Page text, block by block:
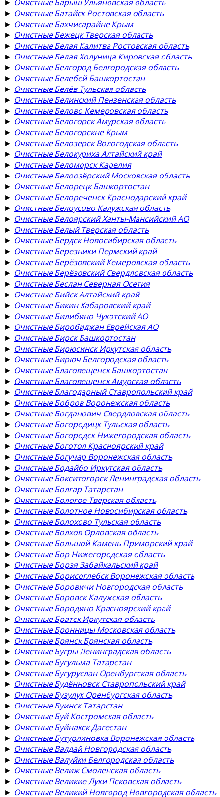
► Очистные Барыш Ульяновская область
► Очистные Батайск Ростовская область
► Очистные Бахчисарайне Крым
► Очистные Бежецк Тверская область
► Очистные Белая Калитва Ростовская область
► Очистные Белая Холуница Кировская область
► Очистные Белгород Белгородская область
► Очистные Белебей Башкортостан
► Очистные Белёв Тульская область
► Очистные Белинский Пензенская область
► Очистные Белово Кемеровская область
► Очистные Белогорск Амурская область
► Очистные Белогорскне Крым
► Очистные Белозерск Вологодская область
► Очистные Белокуриха Алтайский край
► Очистные Беломорск Карелия
► Очистные Белоозёрский Московская область
► Очистные Белорецк Башкортостан
► Очистные Белореченск Краснодарский край
► Очистные Белоусово Калужская область
► Очистные Белоярский Ханты-Мансийский АО
► Очистные Белый Тверская область
► Очистные Бердск Новосибирская область
► Очистные Березники Пермский край
► Очистные Берёзовский Кемеровская область
► Очистные Берёзовский Свердловская область
► Очистные Беслан Северная Осетия
► Очистные Бийск Алтайский край
► Очистные Бикин Хабаровский край
► Очистные Билибино Чукотский АО
► Очистные Биробиджан Еврейская АО
► Очистные Бирск Башкортостан
► Очистные Бирюсинск Иркутская область
► Очистные Бирюч Белгородская область
► Очистные Благовещенск Башкортостан
► Очистные Благовещенск Амурская область
► Очистные Благодарный Ставропольский край
► Очистные Бобров Воронежская область
► Очистные Богданович Свердловская область
► Очистные Богородицк Тульская область
► Очистные Богородск Нижегородская область
► Очистные Боготол Красноярский край
► Очистные Богучар Воронежская область
► Очистные Бодайбо Иркутская область
► Очистные Бокситогорск Ленинградская область
► Очистные Болгар Татарстан
► Очистные Бологое Тверская область
► Очистные Болотное Новосибирская область
► Очистные Болохово Тульская область
► Очистные Болхов Орловская область
► Очистные Большой Камень Приморский край
► Очистные Бор Нижегородская область
► Очистные Борзя Забайкальский край
► Очистные Борисоглебск Воронежская область
► Очистные Боровичи Новгородская область
► Очистные Боровск Калужская область
► Очистные Бородино Красноярский край
► Очистные Братск Иркутская область
► Очистные Бронницы Московская область
► Очистные Брянск Брянская область
► Очистные Бугры Ленинградская область
► Очистные Бугульма Татарстан
► Очистные Бугуруслан Оренбургская область
► Очистные Будённовск Ставропольский край
► Очистные Бузулук Оренбургская область
► Очистные Буинск Татарстан
► Очистные Буй Костромская область
► Очистные Буйнакск Дагестан
► Очистные Бутурлиновка Воронежская область
► Очистные Валдай Новгородская область
► Очистные Валуйки Белгородская область
► Очистные Велиж Смоленская область
► Очистные Великие Луки Псковская область
► Очистные Великий Новгород Новгородская область